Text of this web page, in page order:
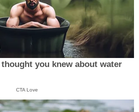
you knew about water
CTA Love